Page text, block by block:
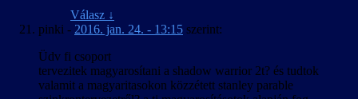
Válasz ↓
pinki - 2016. jan. 24. - 13:15 szerint:
Üdv fi csoport
tervezitek magyarosítani a shadow warrior 2t? és tudtok
valamit a magyaritasokon közzétett stanley parable